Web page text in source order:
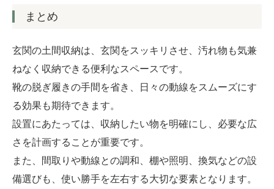
まとめ
玄関の土間収納は、玄関をスッキリさせ、汚れ物も気兼
ねなく収納できる便利なスペースです。
靴の脱ぎ履きの手間を省き、日々の動線をスムーズにす
る効果も期待できます。
設置にあたっては、収納したい物を明確にし、必要な広
さを計画することが重要です。
また、間取りや動線との調和、棚や照明、換気などの設
備選びも、使い勝手を左右する大切な要素となります。